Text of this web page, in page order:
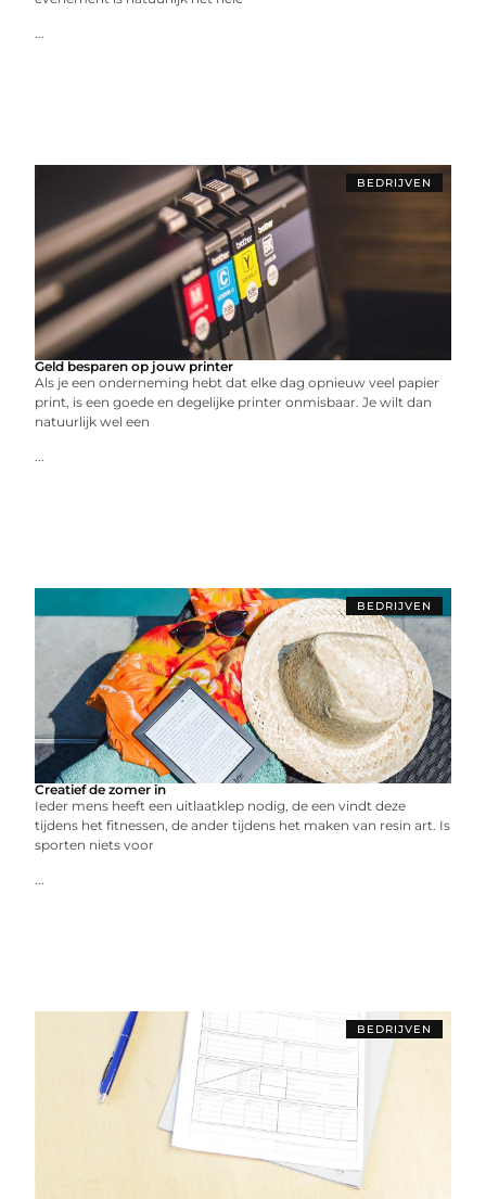
...
BEDRIJVEN
Geld besparen op jouw printer
Als je een onderneming hebt dat elke dag opnieuw veel papier
print, is een goede en degelijke printer onmisbaar. Je wilt dan
natuurlijk wel een
...
BEDRIJVEN
Creatief de zomer in
Ieder mens heeft een uitlaatklep nodig, de een vindt deze
tijdens het fitnessen, de ander tijdens het maken van resin art. Is
sporten niets voor
...
BEDRIJVEN